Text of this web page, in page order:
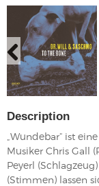
Description
„Wundebar“ ist
Musiker Chris Gall
Peyerl
(Stimmen) lassen